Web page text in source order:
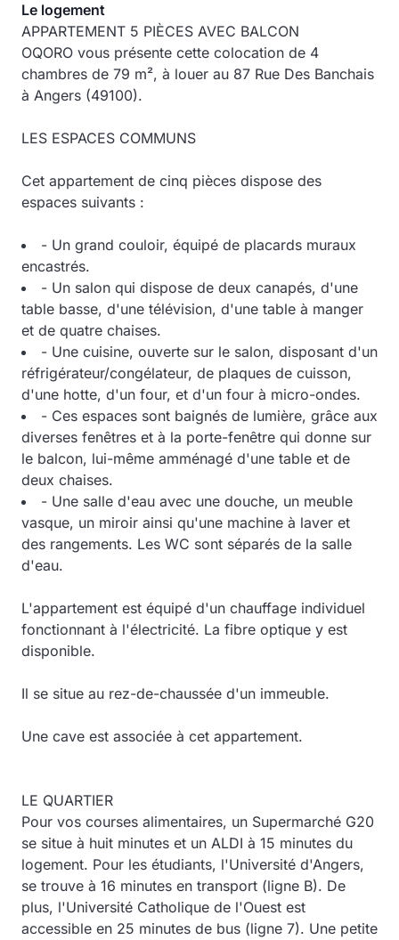
Le logement
APPARTEMENT 5 PIÈCES AVEC BALCON
OQORO vous présente cette colocation de 4
chambres de 79 m², à louer au 87 Rue Des Banchais
à Angers (49100).
LES ESPACES COMMUNS
Cet appartement de cinq pièces dispose des
espaces suivants :
- Un grand couloir, équipé de placards muraux
encastrés.
- Un salon qui dispose de deux canapés, d'une
table basse, d'une télévision, d'une table à manger
et de quatre chaises.
- Une cuisine, ouverte sur le salon, disposant d'un
réfrigérateur/congélateur, de plaques de cuisson,
d'une hotte, d'un four, et d'un four à micro-ondes.
- Ces espaces sont baignés de lumière, grâce aux
diverses fenêtres et à la porte-fenêtre qui donne sur
le balcon, lui-même amménagé d'une table et de
deux chaises.
- Une salle d'eau avec une douche, un meuble
vasque, un miroir ainsi qu'une machine à laver et
des rangements. Les WC sont séparés de la salle
d'eau.
L'appartement est équipé d'un chauffage individuel
fonctionnant à l'électricité. La fibre optique y est
disponible.
Il se situe au rez-de-chaussée d'un immeuble.
Une cave est associée à cet appartement.
LE QUARTIER
Pour vos courses alimentaires, un Supermarché G20
se situe à huit minutes et un ALDI à 15 minutes du
logement. Pour les étudiants, l'Université d'Angers,
se trouve à 16 minutes en transport (ligne B). De
plus, l'Université Catholique de l'Ouest est
accessible en 25 minutes de bus (ligne 7). Une petite